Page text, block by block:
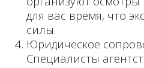
для вас время, что
силы.
Юридическое
Специалисты